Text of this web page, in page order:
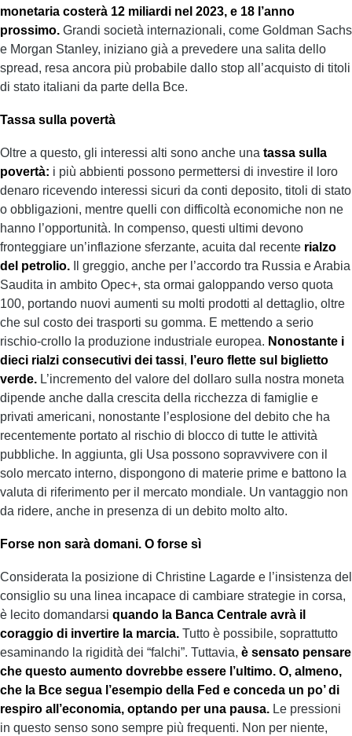
monetaria costerà 12 miliardi nel 2023, e 18 l’anno
prossimo. Grandi società internazionali, come Goldman Sachs
e Morgan Stanley, iniziano già a prevedere una salita dello
spread, resa ancora più probabile dallo stop all’acquisto di titoli
di stato italiani da parte della Bce.
Tassa sulla povertà
Oltre a questo, gli interessi alti sono anche una tassa sulla
povertà: i più abbienti possono permettersi di investire il loro
denaro ricevendo interessi sicuri da conti deposito, titoli di stato
o obbligazioni, mentre quelli con difficoltà economiche non ne
hanno l’opportunità. In compenso, questi ultimi devono
fronteggiare un’inflazione sferzante, acuita dal recente rialzo
del petrolio. Il greggio, anche per l’accordo tra Russia e Arabia
Saudita in ambito Opec+, sta ormai galoppando verso quota
100, portando nuovi aumenti su molti prodotti al dettaglio, oltre
che sul costo dei trasporti su gomma. E mettendo a serio
rischio-crollo la produzione industriale europea. Nonostante i
dieci rialzi consecutivi dei tassi, l’euro flette sul biglietto
verde. L’incremento del valore del dollaro sulla nostra moneta
dipende anche dalla crescita della ricchezza di famiglie e
privati americani, nonostante l’esplosione del debito che ha
recentemente portato al rischio di blocco di tutte le attività
pubbliche. In aggiunta, gli Usa possono sopravvivere con il
solo mercato interno, dispongono di materie prime e battono la
valuta di riferimento per il mercato mondiale. Un vantaggio non
da ridere, anche in presenza di un debito molto alto.
Forse non sarà domani. O forse sì
Considerata la posizione di Christine Lagarde e l’insistenza del
consiglio su una linea incapace di cambiare strategie in corsa,
è lecito domandarsi quando la Banca Centrale avrà il
coraggio di invertire la marcia. Tutto è possibile, soprattutto
esaminando la rigidità dei “falchi”. Tuttavia, è sensato pensare
che questo aumento dovrebbe essere l’ultimo. O, almeno,
che la Bce segua l’esempio della Fed e conceda un po’ di
respiro all’economia, optando per una pausa. Le pressioni
in questo senso sono sempre più frequenti. Non per niente,